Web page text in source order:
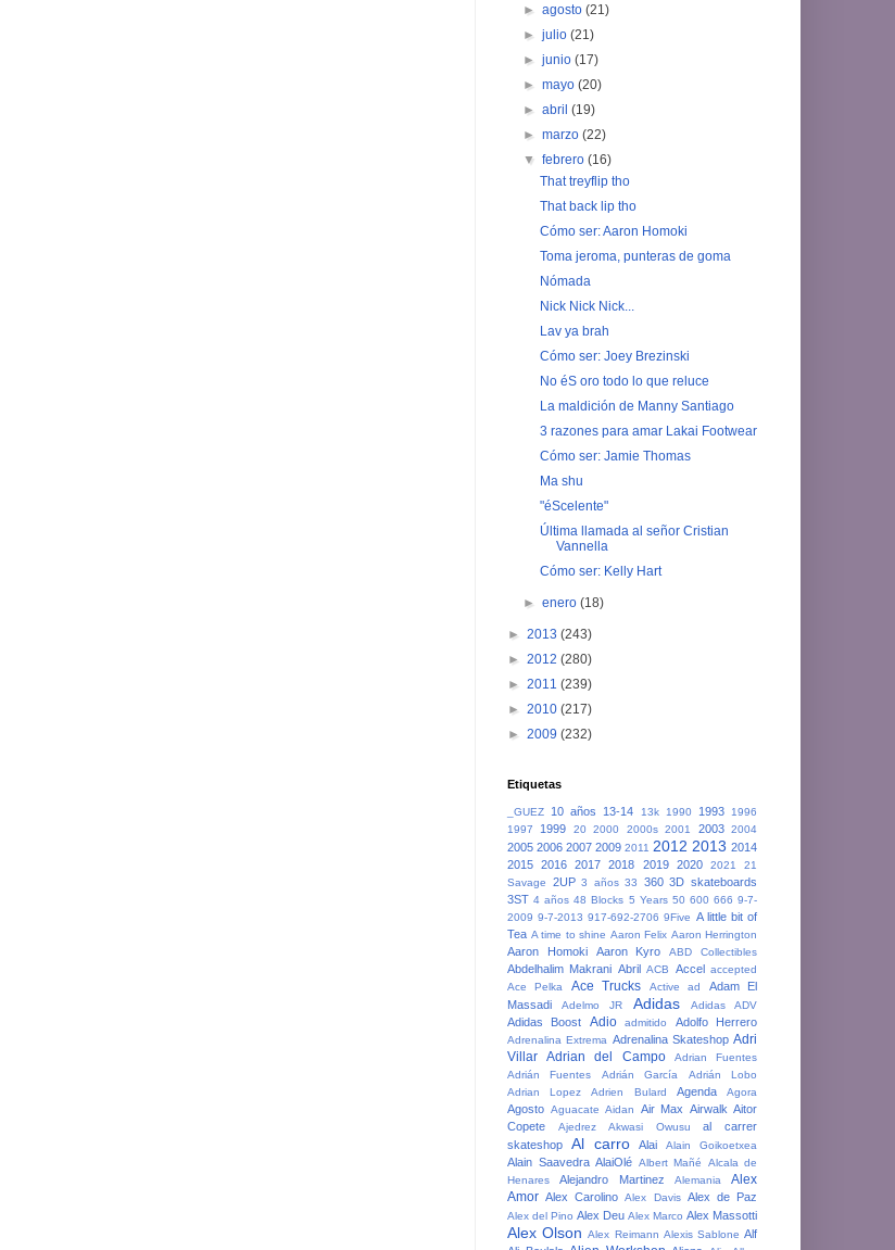
►agosto(21)
►julio(21)
►junio(17)
►mayo(20)
►abril(19)
►marzo(22)
▼febrero(16)
That treyflip tho
That back lip tho
Cómo ser: Aaron Homoki
Toma jeroma, punteras de goma
Nómada
Nick Nick Nick...
Lav ya brah
Cómo ser: Joey Brezinski
No éS oro todo lo que reluce
La maldición de Manny Santiago
3 razones para amar Lakai Footwear
Cómo ser: Jamie Thomas
Ma shu
"éScelente"
Última llamada al señor Cristian
Vannella
Cómo ser: Kelly Hart
►enero(18)
► 2013 (243)
► 2012 (280)
► 2011 (239)
► 2010 (217)
► 2009 (232)
Etiquetas
_GUEZ 10 años 13-14 13k 1990 1993
1996
1997
1999 20 2000 2000s 2001 2003 2004
2005 2006 2007 2009 2011 2012 2013 2014
2015 2016 2017 2018 2019 2020 2021
21
Savage
2UP 3 años 33 360 3D skateboards
3ST 4 años 48 Blocks 5 Years 50 600 666 9-7-
2009 9-7-2013 917-692-2706 9Five A little bit of
Tea A time to shine Aaron Felix Aaron Herrington
Aaron Homoki Aaron Kyro ABD Collectibles
Abdelhalim Makrani Abril ACB Accel accepted
Ace Pelka
Ace Trucks Active ad
Adam El
Massadi
Adelmo JR Adidas Adidas ADV
Adidas Boost Adio admitido Adolfo Herrero
Adrenalina Extrema Adrenalina Skateshop Adri
Villar Adrian del Campo
Adrian Fuentes
Adrián Fuentes
Adrián García
Adrián Lobo
Adrian Lopez
Adrien Bulard Agenda Agora
Agosto Aguacate Aidan Air Max Airwalk Aitor
Copete
Ajedrez Akwasi Owusu
al carrer
skateshop
Al carro Alai Alain Goikoetxea
Alain Saavedra AlaiOlé Albert Mañé
Alcala de
Henares
Alejandro Martinez Alemania
Alex
Amor Alex Carolino Alex Davis Alex de Paz
Alex del Pino Alex Deu Alex Marco Alex Massotti
Alex Olson Alex Reimann Alexis Sablone Alf